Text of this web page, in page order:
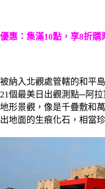
優惠：集滿10點，享8折購
被納入北觀處管轄的和平
21個最美日出觀測點─阿
地形景觀，像是千疊敷和
出地面的生痕化石，相當珍